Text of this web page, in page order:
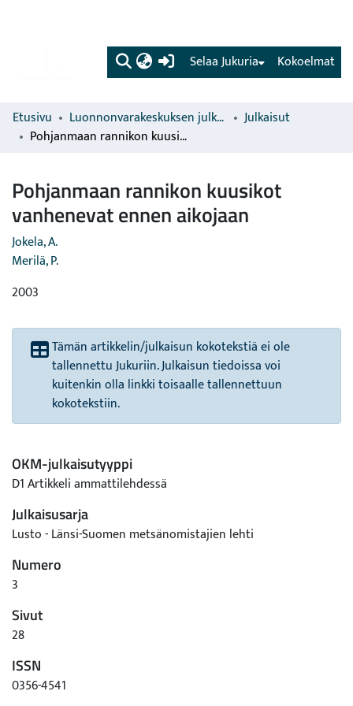
(current) Kokoelmat
Selaa Jukuria
Etusivu Luonnonvarakeskuksen julkaisut
Julkaisut
Pohjanmaan rannikon kuusikot vanhenevat ennen aikojaan
Pohjanmaan rannikon kuusikot
vanhenevat ennen aikojaan
Jokela, A.
Merilä, P.
2003
Tämän artikkelin/julkaisun kokotekstiä ei ole
tallennettu Jukuriin. Julkaisun tiedoissa voi
kuitenkin olla linkki toisaalle tallennettuun
kokotekstiin.
OKM-julkaisutyyppi
D1 Artikkeli ammattilehdessä
Julkaisusarja
Lusto - Länsi-Suomen metsänomistajien lehti
Numero
3
Sivut
28
ISSN
0356-4541